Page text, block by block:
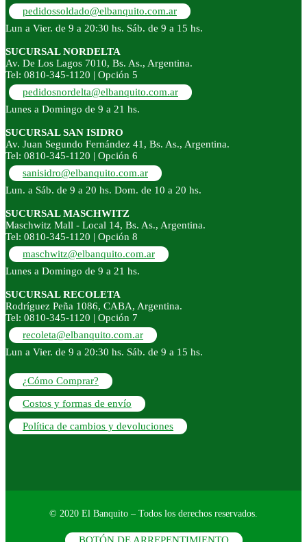
pedidossoldado@elbanquito.com.ar
Lun a Vier. de 9 a 20:30 hs. Sáb. de 9 a 15 hs.
SUCURSAL NORDELTA
Av. De Los Lagos 7010, Bs. As., Argentina.
Tel: 0810-345-1120 | Opción 5
pedidosnordelta@elbanquito.com.ar
Lunes a Domingo de 9 a 21 hs.
SUCURSAL SAN ISIDRO
Av. Juan Segundo Fernández 41, Bs. As., Argentina.
Tel: 0810-345-1120 | Opción 6
sanisidro@elbanquito.com.ar
Lun. a Sáb. de 9 a 20 hs. Dom. de 10 a 20 hs.
SUCURSAL MASCHWITZ
Maschwitz Mall - Local 14, Bs. As., Argentina.
Tel: 0810-345-1120 | Opción 8
maschwitz@elbanquito.com.ar
Lunes a Domingo de 9 a 21 hs.
SUCURSAL RECOLETA
Rodríguez Peña 1086, CABA, Argentina.
Tel: 0810-345-1120 | Opción 7
recoleta@elbanquito.com.ar
Lun a Vier. de 9 a 20:30 hs. Sáb. de 9 a 15 hs.
¿Cómo Comprar?
Costos y formas de envío
Política de cambios y devoluciones
© 2020 El Banquito – Todos los derechos reservados.
BOTÓN DE ARREPENTIMIENTO